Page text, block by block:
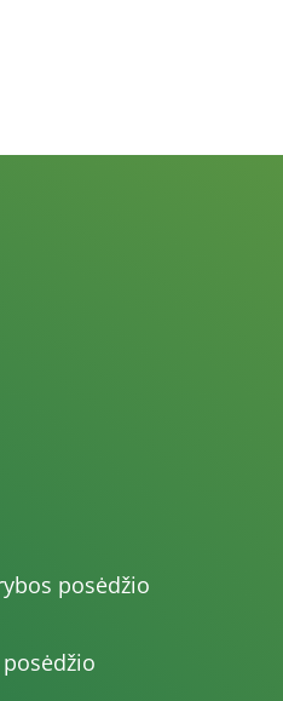
posėdžio